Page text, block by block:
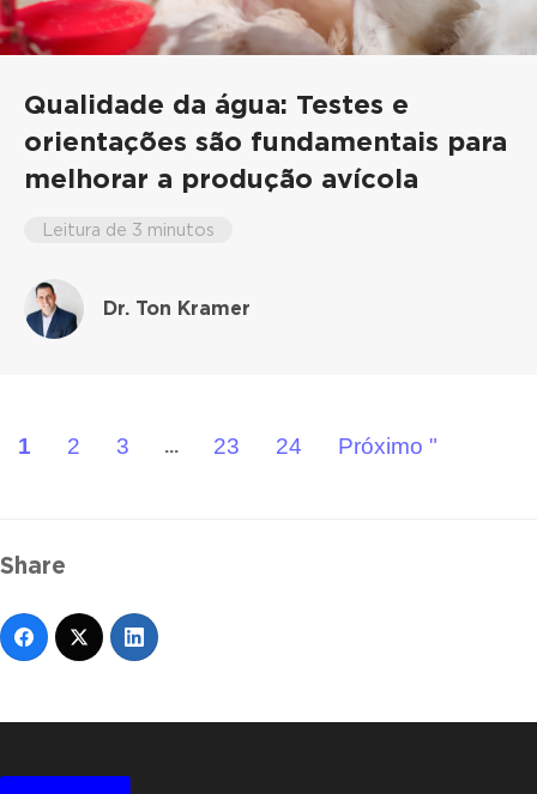
Qualidade da água: Testes e
orientações são fundamentais para
melhorar a produção avícola
Leitura de 3 minutos
Dr. Ton Kramer
1 2 3 ... 23 24 Próximo "
Share